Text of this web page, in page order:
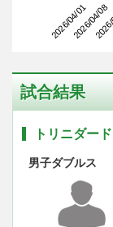
2026/04/012026/04/08
試合結果
トリニダー
男子ダブルス